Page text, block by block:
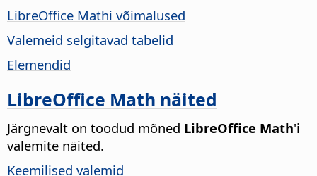
LibreOffice Mathi võimalused
Valemeid selgitavad tabelid
Elemendid
LibreOffice Math näited
Järgnevalt on toodud mõned LibreOffice Math'i
valemite näited.
Keemilised valemid